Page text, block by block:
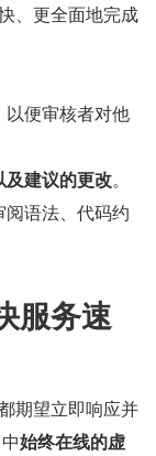
、更全面地完成
以便审核者对他
及建议的更改。
语法、代码约
服务速
期望立即响应并
始终在线的虚